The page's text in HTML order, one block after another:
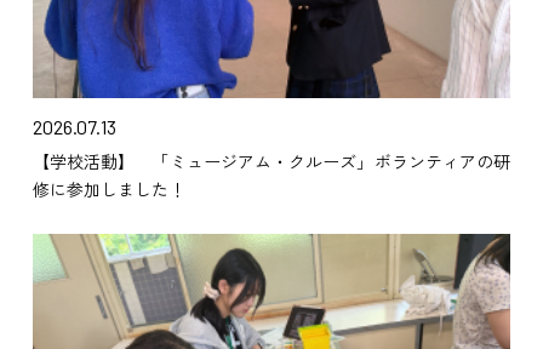
2026.07.13
【学校活動】 「ミュージアム・クルーズ」ボランティアの研
修に参加しました！